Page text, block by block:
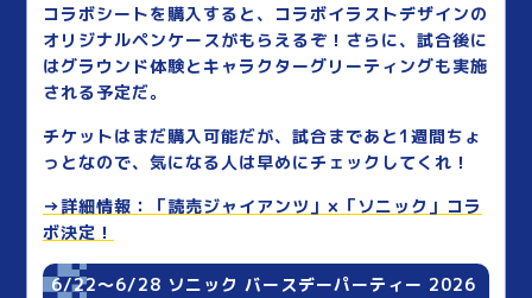
コラボシートを購入すると、コラボイラストデザインの
オリジナルペンケースがもらえるぞ！さらに、試合後に
はグラウンド体験とキャラクターグリーティングも実施
される予定だ。
チケットはまだ購入可能だが、試合まであと1週間ちょ
っとなので、気になる人は早めにチェックしてくれ！
→詳細情報：「読売ジャイアンツ」×「ソニック」コラ
ボ決定！
6/22〜6/28 ソニック バースデーパーティー 2026